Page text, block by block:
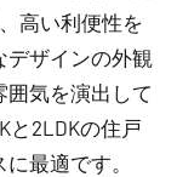
高い利便性を
デザインの外観
気を演出して
と2LDKの住戸
最適です。